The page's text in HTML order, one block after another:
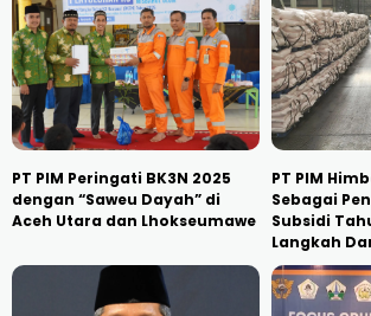
PT PIM Peringati BK3N 2025
dengan “Saweu Dayah” di
Aceh Utara dan Lhokseumawe
PT PIM
Sebagai
Subsidi
Langkah